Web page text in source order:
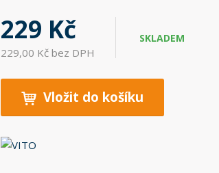
?
229 Kč
229,00 Kč bez DPH
SKLADEM
Vložit do košíku